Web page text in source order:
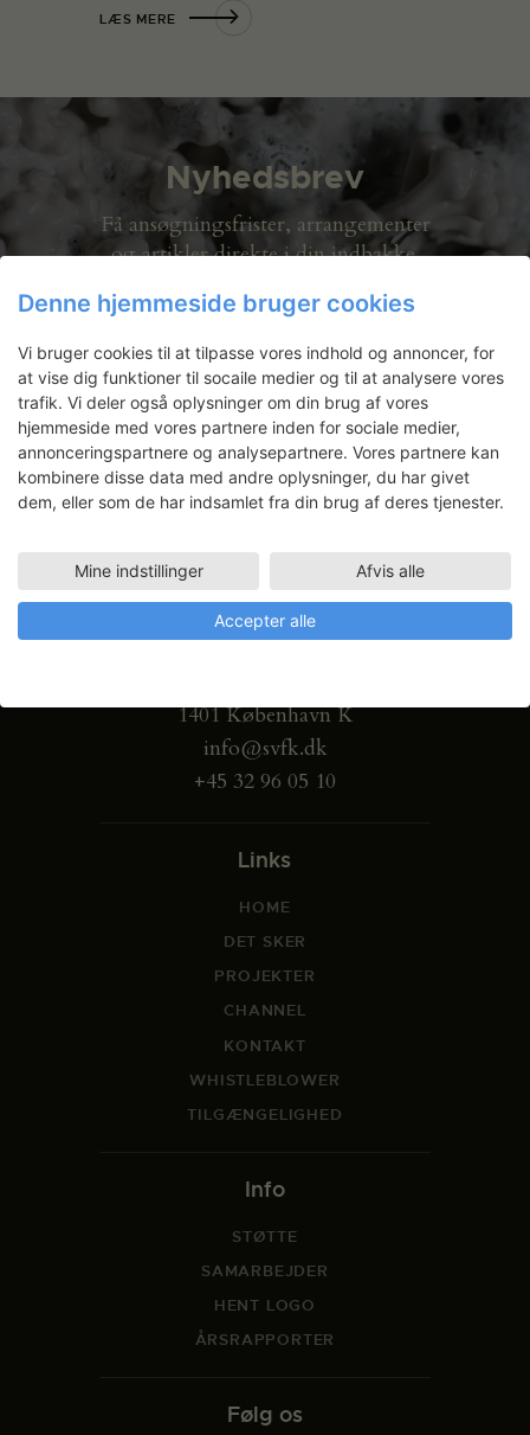
LÆS MERE
Nyhedsbrev
Få ansøgningsfrister, arrangementer
og artikler direkte i din indbakke.
Gammel Dok Pakhus
1401 København K
info@svfk.dk
+45 32 96 05 10
Links
HOME
DET SKER
PROJEKTER
CHANNEL
KONTAKT
WHISTLEBLOWER
TILGÆNGELIGHED
Info
STØTTE
SAMARBEJDER
HENT LOGO
ÅRSRAPPORTER
Følg os
Denne hjemmeside bruger cookies
Vi bruger cookies til at tilpasse vores indhold og annoncer, for
at vise dig funktioner til socaile medier og til at analysere vores
trafik. Vi deler også oplysninger om din brug af vores
hjemmeside med vores partnere inden for sociale medier,
annonceringspartnere og analysepartnere. Vores partnere kan
kombinere disse data med andre oplysninger, du har givet
dem, eller som de har indsamlet fra din brug af deres tjenester.
Mine indstillinger Afvis alle
Accepter alle